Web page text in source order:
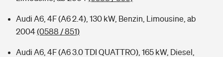
Audi A6, 4F (A6 2.4), 130 kW, Benzin, Limousine, ab
2004(0588 / 851)
Audi A6, 4F (A6 3.0 TDI QUATTRO), 165 kW, Diesel,